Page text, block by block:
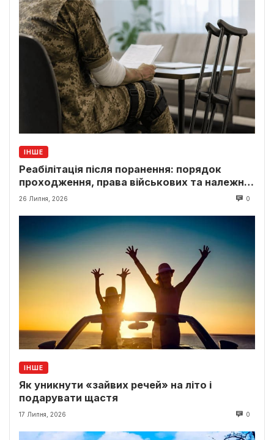
ІНШЕ
Реабілітація після поранення: порядок
проходження, права військових та належні
виплати
26 Липня, 2026 0
ІНШЕ
Як уникнути «зайвих речей» на літо і
подарувати щастя
17 Липня, 2026 0